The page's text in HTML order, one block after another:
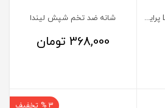
سرم مو دور کننده حشرات LS پرایم 50 میلی لیتر شانه ضد تخم شپش لیندا
368,000 تومان
3 % تخفیف